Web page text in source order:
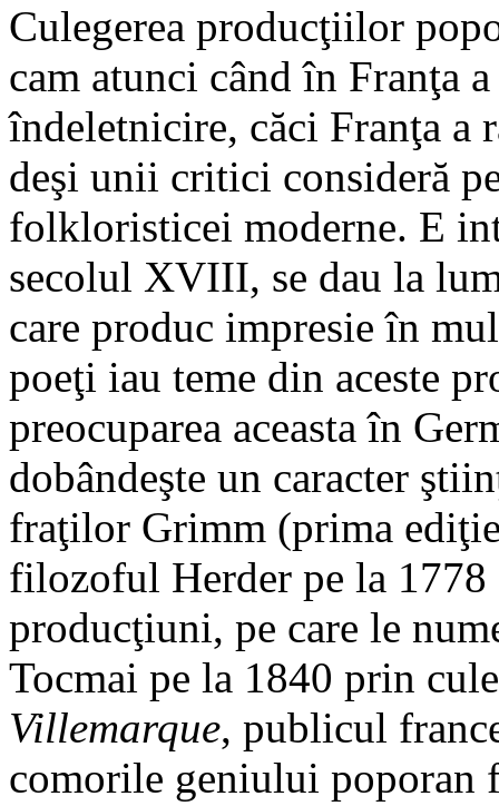
Culegerea producţiilor
cam atunci când în Franţa
îndeletnicire, căci Franţa a
deşi unii critici consideră
folkloristicei moderne. E
secolul XVIII, se dau la
care produc impresie în
poeţi iau teme din aceste
preocuparea aceasta în
dobândeşte un caracter
fraţilor Grimm (prima
filozoful Herder pe la 1778
producţiuni, pe care le
Tocmai pe la 1840 prin
Villemarque, publicul
comorile geniului poporan